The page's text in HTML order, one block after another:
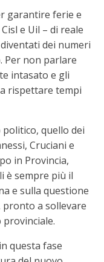
garantire ferie e
e Uil – di reale
dei numeri
Per non parlare
intasato e gli
rispettare tempi
politico, quello dei
Cruciani e
in Provincia,
è sempre più il
e sulla questione
a sollevare
provinciale.
questa fase